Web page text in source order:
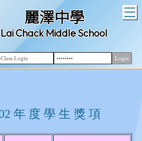
麗澤中學
Lai Chack Middle School